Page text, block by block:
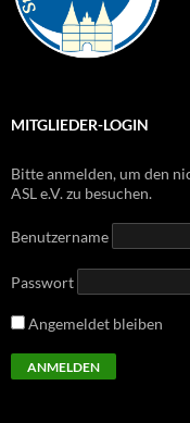
MITGLIEDER-LOGIN
Bitte anmelden, um den
ASL e.V. zu besuchen.
Benutzername
Passwort
Angemeldet bleiben